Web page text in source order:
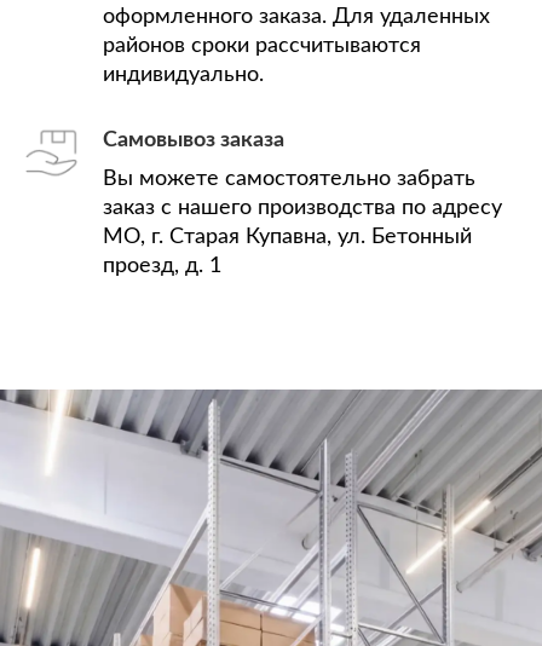
оформленного заказа. Для удаленных
районов сроки рассчитываются
индивидуально.
Самовывоз заказа
Вы можете самостоятельно забрать
заказ с нашего производства по адресу
МО, г. Старая Купавна, ул. Бетонный
проезд, д. 1